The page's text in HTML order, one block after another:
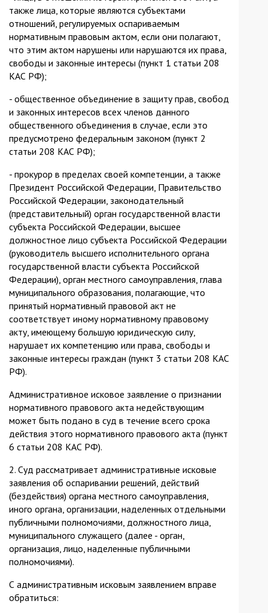
также лица, которые являются субъектами
отношений, регулируемых оспариваемым
нормативным правовым актом, если они полагают,
что этим актом нарушены или нарушаются их права,
свободы и законные интересы (пункт 1 статьи 208
КАС РФ);
- общественное объединение в защиту прав, свобод
и законных интересов всех членов данного
общественного объединения в случае, если это
предусмотрено федеральным законом (пункт 2
статьи 208 КАС РФ);
- прокурор в пределах своей компетенции, а также
Президент Российской Федерации, Правительство
Российской Федерации, законодательный
(представительный) орган государственной власти
субъекта Российской Федерации, высшее
должностное лицо субъекта Российской Федерации
(руководитель высшего исполнительного органа
государственной власти субъекта Российской
Федерации), орган местного самоуправления, глава
муниципального образования, полагающие, что
принятый нормативный правовой акт не
соответствует иному нормативному правовому
акту, имеющему большую юридическую силу,
нарушает их компетенцию или права, свободы и
законные интересы граждан (пункт 3 статьи 208 КАС
РФ).
Административное исковое заявление о признании
нормативного правового акта недействующим
может быть подано в суд в течение всего срока
действия этого нормативного правового акта (пункт
6 статьи 208 КАС РФ).
2. Суд рассматривает административные исковые
заявления об оспаривании решений, действий
(бездействия) органа местного самоуправления,
иного органа, организации, наделенных отдельными
публичными полномочиями, должностного лица,
муниципального служащего (далее - орган,
организация, лицо, наделенные публичными
полномочиями).
С административным исковым заявлением вправе
обратиться: